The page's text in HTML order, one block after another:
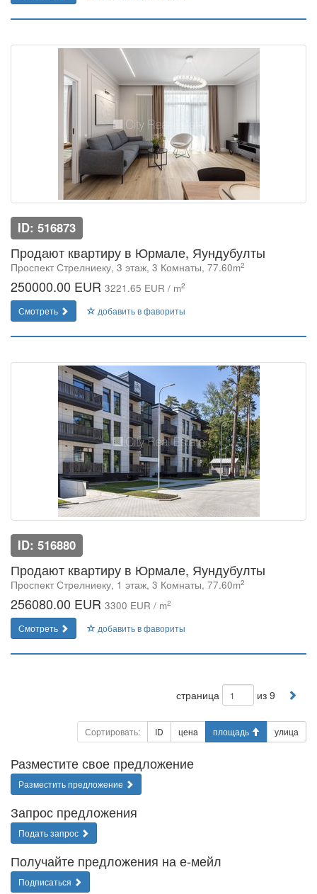
ID: 516873
Продают квартиру в Юрмале, Яундубулты
Проспект Стрелниеку, 3 этаж, 3 Комнаты, 77.60m2
250000.00 EUR 3221.65 EUR / m2
Смотреть добавить в фавориты
ID: 516880
Продают квартиру в Юрмале, Яундубулты
Проспект Стрелниеку, 1 этаж, 3 Комнаты, 77.60m2
256080.00 EUR 3300 EUR / m2
Смотреть добавить в фавориты
страница из 9
Сортировать: ID цена площадь улица
Разместите свое предложение
Разместить предложение
Запрос предложения
Подать запрос
Получайте предложения на е-мейл
Подписаться